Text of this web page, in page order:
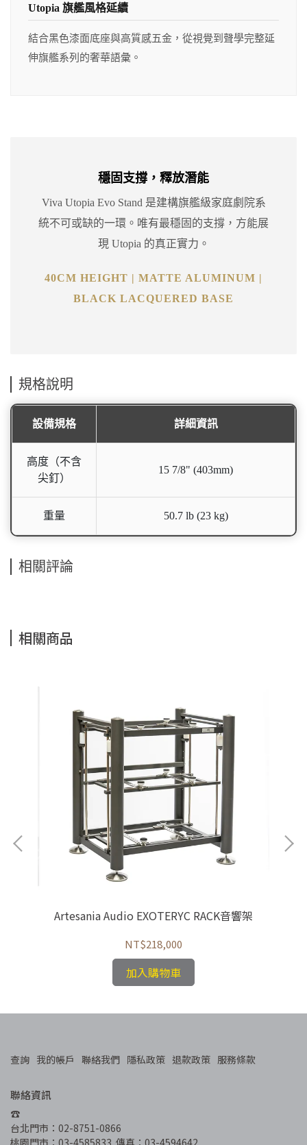
Utopia 旗艦風格延續
結合黑色漆面底座與高質感五金，從視覺到聲學完整延
伸旗艦系列的奢華語彙。
穩固支撐，釋放潛能
Viva Utopia Evo Stand 是建構旗艦級家庭劇院系
統不可或缺的一環。唯有最穩固的支撐，方能展
現 Utopia 的真正實力。
40CM HEIGHT | MATTE ALUMINUM |
BLACK LACQUERED BASE
規格說明
設備規格 詳細資訊
高度（不含
尖釘）
15 7/8" (403mm)
重量 50.7 lb (23 kg)
相關評論
相關商品
Artesania Audio EXOTERYC RACK音響架
NT$218,000
加入購物車
查詢 我的帳戶 聯絡我們 隱私政策 退款政策 服務條款
聯絡資訊
☎︎
台北門市：02-8751-0866
桃園門市：03-4585833  傳真：03-4594642